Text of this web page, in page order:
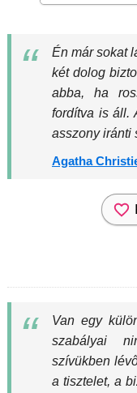
Én már sokat
két dolog
abba, ha
fordítva is áll.
asszony iránti
Agatha
Van egy
szabályai
szívükben
a tisztelet, a